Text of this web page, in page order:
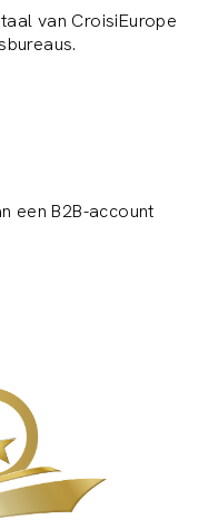
van CroisiEurope
een B2B-account